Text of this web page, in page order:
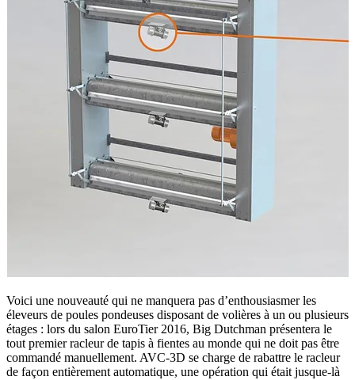
Voici une nouveauté qui ne manquera pas d’enthousiasmer les
éleveurs de poules pondeuses disposant de volières à un ou plusieurs
étages : lors du salon EuroTier 2016, Big Dutchman présentera le
tout premier racleur de tapis à fientes au monde qui ne doit pas être
commandé manuellement. AVC-3D se charge de rabattre le racleur
de façon entièrement automatique, une opération qui était jusque-là